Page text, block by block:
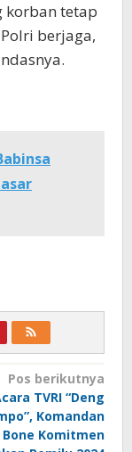
korban tetap
berjaga,
Pos berikutnya
TVRI “Deng
Komandan
Komitmen